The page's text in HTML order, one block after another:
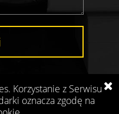
Korzystanie z Serwisu
oznacza zgodę na